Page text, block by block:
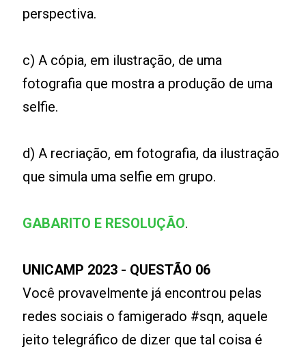
perspectiva.
c) A cópia, em ilustração, de uma
fotografia que mostra a produção de uma
selfie.
d) A recriação, em fotografia, da ilustração
que simula uma selfie em grupo.
GABARITO E RESOLUÇÃO.
UNICAMP 2023 - QUESTÃO 06
Você provavelmente já encontrou pelas
redes sociais o famigerado #sqn, aquele
jeito telegráfico de dizer que tal coisa é